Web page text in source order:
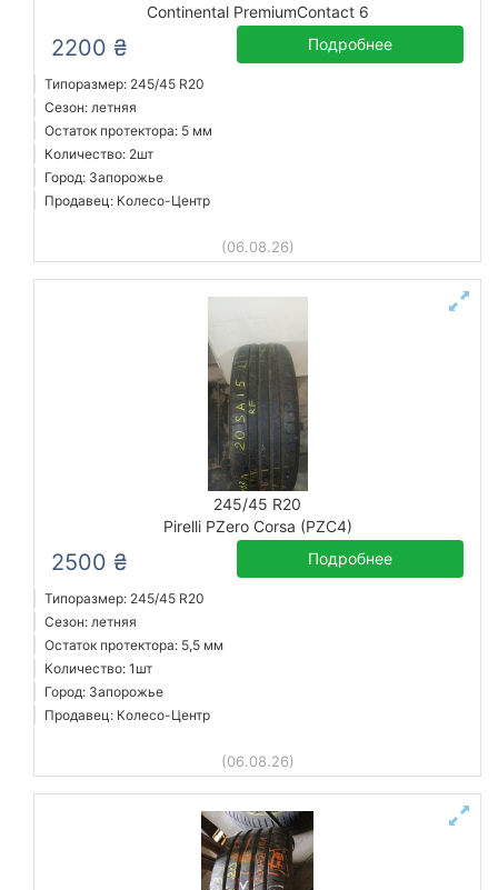
Continental PremiumContact 6
2200 ₴ Подробнее
Типоразмер: 245/45 R20
Сезон: летняя
Остаток протектора: 5 мм
Количество: 2шт
Город: Запорожье
Продавец: Колесо-Центр
(06.08.26)
245/45 R20
Pirelli PZero Corsa (PZC4)
2500 ₴ Подробнее
Типоразмер: 245/45 R20
Сезон: летняя
Остаток протектора: 5,5 мм
Количество: 1шт
Город: Запорожье
Продавец: Колесо-Центр
(06.08.26)